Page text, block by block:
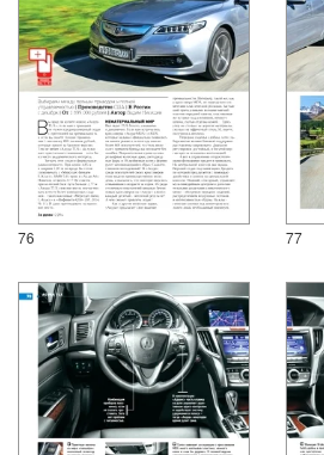
76 77